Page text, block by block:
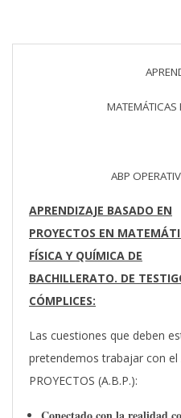
MATEMÁTICAS
ABP
APRENDIZAJE BASADO EN
PROYECTOS EN
FÍSICA Y QUÍMICA DE
BACHILLERATO. DE
CÓMPLICES:
Las cuestiones que deben
pretendemos trabajar con el
PROYECTOS (A.B.P.):